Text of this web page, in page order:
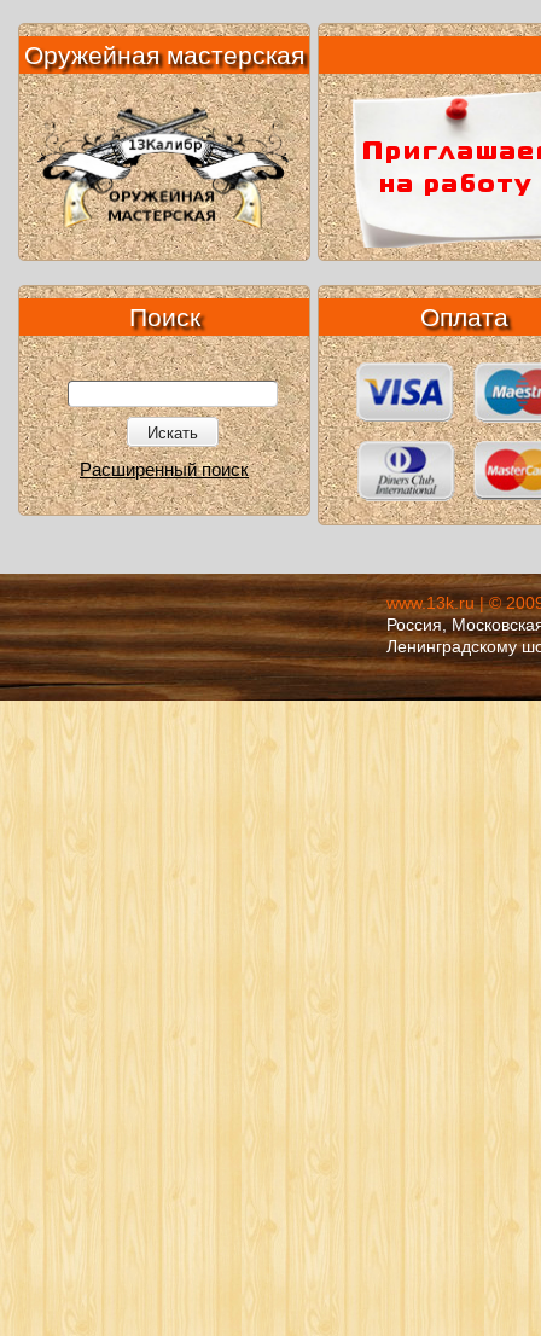
Оружейная мастерская
Поиск
Искать
Расширенный поиск
Оплата
www.13k.ru | ©
Россия,
Ленинградскому